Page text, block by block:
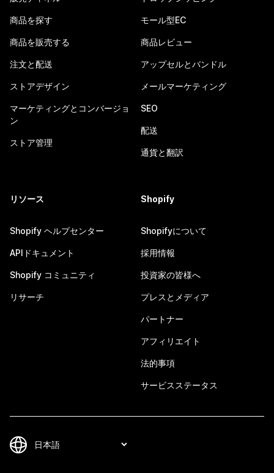
商品を探す
商品を販売する
注文と配送
ストアデザイン
マーケティングとコンバージョ
ン
ストア管理
モール型EC
商品レビュー
アップセルとバンドル
メールマーケティング
SEO
配送
通貨と翻訳
リソース
Shopify ヘルプセンター
APIドキュメント
Shopify コミュニティ
リサーチ
Shopify
Shopifyについて
採用情報
投資家の皆様へ
プレスとメディア
パートナー
アフィリエイト
法的事項
サービスステータス